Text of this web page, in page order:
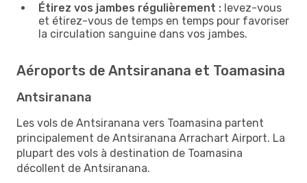
Étirez vos jambes régulièrement : levez-vous
et étirez-vous de temps en temps pour favoriser
la circulation sanguine dans vos jambes.
Aéroports de Antsiranana et Toamasina
Antsiranana
Les vols de Antsiranana vers Toamasina partent
principalement de Antsiranana Arrachart Airport. La
plupart des vols à destination de Toamasina
décollent de Antsiranana.